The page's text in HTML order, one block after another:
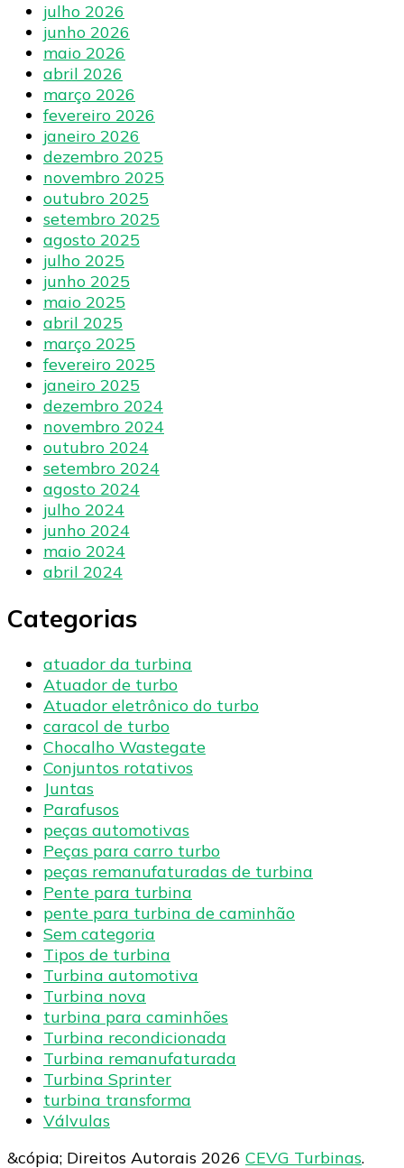
julho 2026
junho 2026
maio 2026
abril 2026
março 2026
fevereiro 2026
janeiro 2026
dezembro 2025
novembro 2025
outubro 2025
setembro 2025
agosto 2025
julho 2025
junho 2025
maio 2025
abril 2025
março 2025
fevereiro 2025
janeiro 2025
dezembro 2024
novembro 2024
outubro 2024
setembro 2024
agosto 2024
julho 2024
junho 2024
maio 2024
abril 2024
Categorias
atuador da turbina
Atuador de turbo
Atuador eletrônico do turbo
caracol de turbo
Chocalho Wastegate
Conjuntos rotativos
Juntas
Parafusos
peças automotivas
Peças para carro turbo
peças remanufaturadas de turbina
Pente para turbina
pente para turbina de caminhão
Sem categoria
Tipos de turbina
Turbina automotiva
Turbina nova
turbina para caminhões
Turbina recondicionada
Turbina remanufaturada
Turbina Sprinter
turbina transforma
Válvulas
&cópia; Direitos Autorais 2026 CEVG Turbinas.